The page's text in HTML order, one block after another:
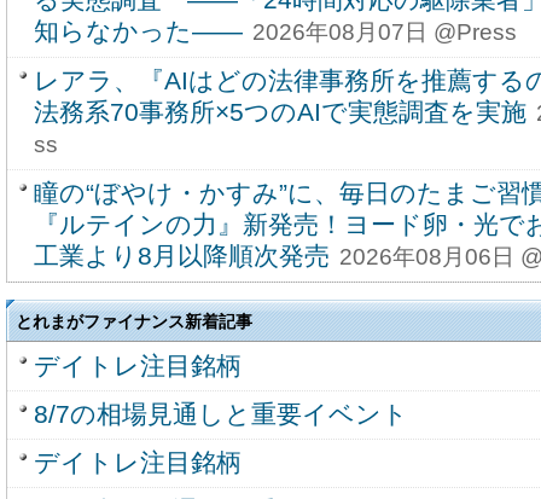
知らなかった―― 2026年08月07日 @Press
レアラ、『AIはどの法律事務所を推薦する
法務系70事務所×5つのAIで実態調査を実施
ss
瞳の“ぼやけ・かすみ”に、毎日のたまご習
『ルテインの力』新発売！ヨード卵・光
工業より8月以降順次発売 2026年08月06日
とれまがファイナンス新着記事
デイトレ注目銘柄
8/7の相場見通しと重要イベント
デイトレ注目銘柄